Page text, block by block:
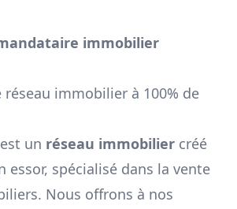
immobilier
réseau immobilier à 100% de
un réseau immobilier créé
essor, spécialisé dans la vente
Nous offrons à nos